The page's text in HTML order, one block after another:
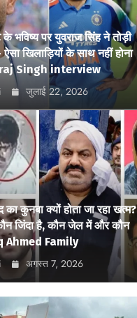
के भविष्य पर युवराज सिंह ने तोड़ी
खिलाड़ियों के साथ नहीं होना
Singh interview
जुलाई 22, 2026
कुनबा क्यों होता जा रहा खत्म?
जिंदा है, कौन जेल में और कौन
Ahmed Family
अगस्त 7, 2026